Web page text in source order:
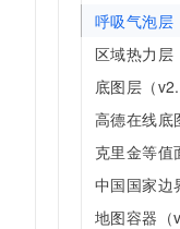
呼吸气泡层
区域热力层
底图层（
高德在线底
克里金等值
中国国家边
地图容器（